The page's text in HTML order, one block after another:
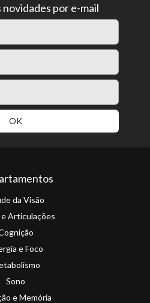
novidades por e-mail
da Visão
Articulações
e Foco
Sono
e Memória